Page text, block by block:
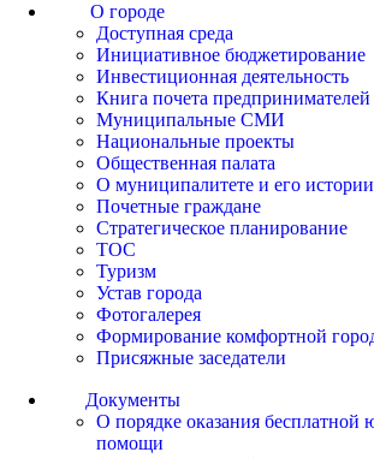
О городе
Доступная среда
Инициативное бюджетирование
Инвестиционная деятельность
Книга почета предпринимателей
Муниципальные СМИ
Национальные проекты
Общественная палата
О муниципалитете и его истории
Почетные граждане
Стратегическое планирование
ТОС
Туризм
Устав города
Фотогалерея
Формирование комфортной
Присяжные заседатели
Документы
О порядке оказания бесплатной
помощи